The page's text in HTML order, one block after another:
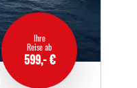
Ihre
Reise ab
599,- €